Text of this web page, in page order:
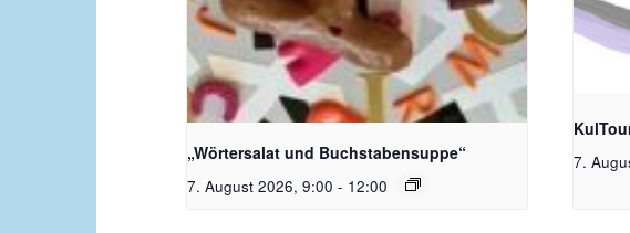
Bildquelle_ Pixabay Free_Christoph
Meinersmann
„Wörtersalat und Buchstabensuppe“
7. August 2026, 9:00 - 12:00
7.